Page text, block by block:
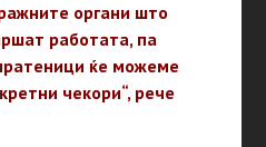
органи што
работата, па
ќе можеме
чекори“, рече